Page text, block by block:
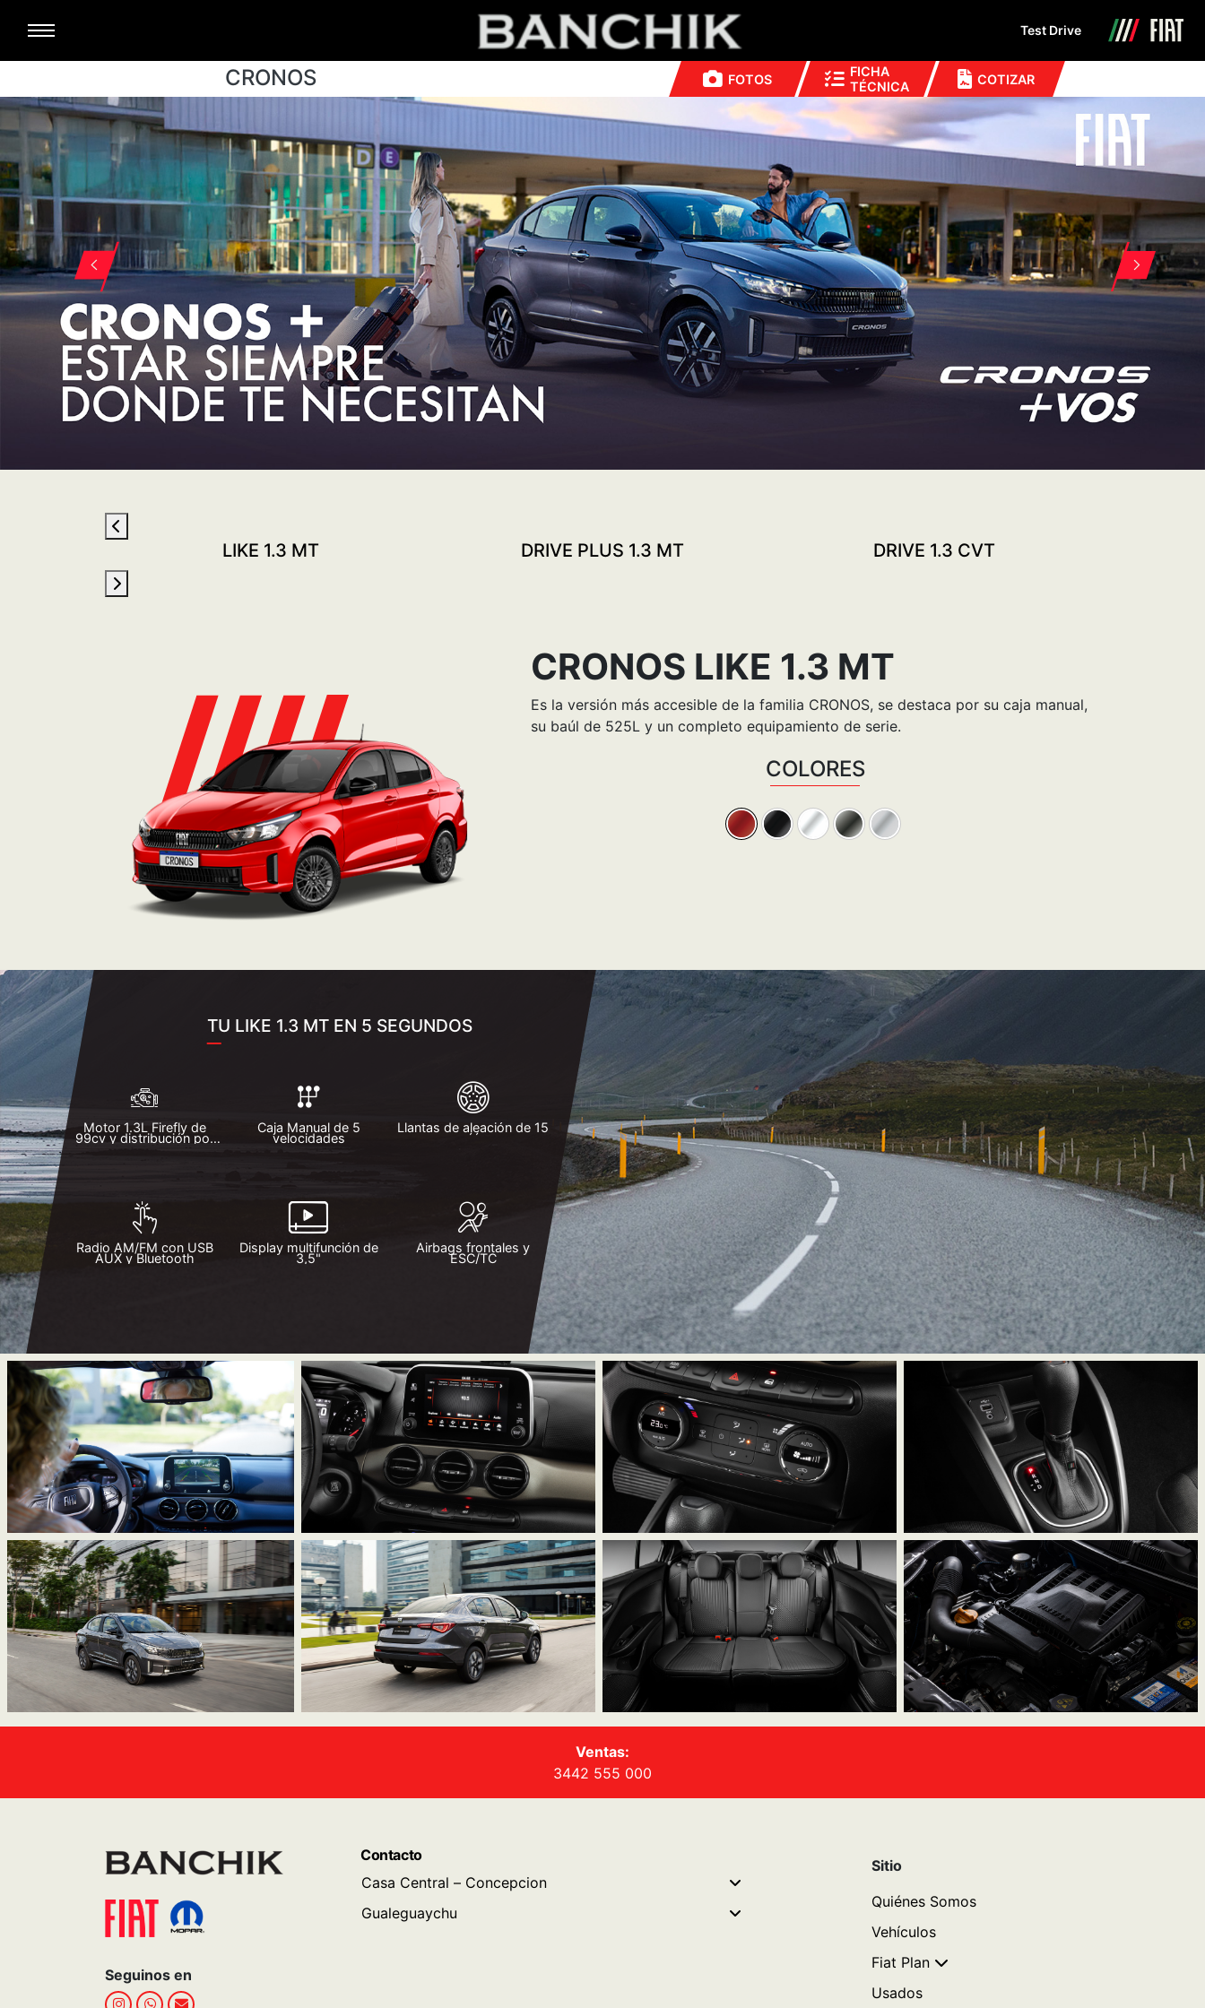
Test Drive
CRONOS FOTOS
FICHA
TÉCNICA
COTIZAR
LIKE 1.3 MT DRIVE PLUS 1.3 MT DRIVE 1.3 CVT
CRONOS LIKE 1.3 MT
Es la versión más accesible de la familia CRONOS, se destaca por su caja manual,
su baúl de 525L y un completo equipamiento de serie.
COLORES
TU LIKE 1.3 MT EN 5 SEGUNDOS
Motor 1.3L Firefly de
99cv y distribución por
cadena
Caja Manual de 5
velocidades
Llantas de aleación de 15
´´
Radio AM/FM con USB
AUX y Bluetooth
Display multifunción de
3,5"
Airbags frontales y
ESC/TC
Ventas:
3442 555 000
Seguinos en
Contacto
Casa Central – Concepcion
Gualeguaychu
Sitio
Quiénes Somos
Vehículos
Fiat Plan
Usados